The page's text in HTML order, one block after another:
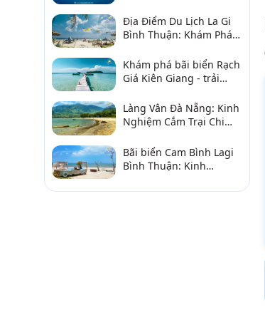
Qua
Địa Điểm Du Lịch La Gi
Bình Thuận: Khám Phá 6
2026
Khám phá bãi biển Rạch
Giá Kiên Giang - trải
Làng Vân Đà Nẵng: Kinh
Nghiệm Cắm Trại Chi
Bãi biển Cam Bình Lagi
Bình Thuận: Kinh
sản, điểm gần